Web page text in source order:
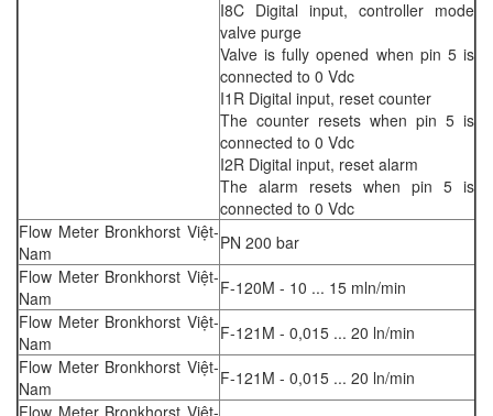
I8C Digital input, controller mode
valve purge
Valve is fully opened when pin 5 is
connected to 0 Vdc
I1R Digital input, reset counter
The counter resets when pin 5 is
connected to 0 Vdc
I2R Digital input, reset alarm
The alarm resets when pin 5 is
connected to 0 Vdc
Flow Meter Bronkhorst Việt-
Nam
PN 200 bar
Flow Meter Bronkhorst Việt-
Nam
F-120M - 10 ... 15 mln/min
Flow Meter Bronkhorst Việt-
Nam
F-121M - 0,015 ... 20 ln/min
Flow Meter Bronkhorst Việt-
Nam
F-121M - 0,015 ... 20 ln/min